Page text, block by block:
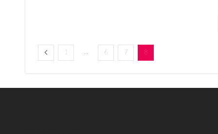
1 ... 6 7 8